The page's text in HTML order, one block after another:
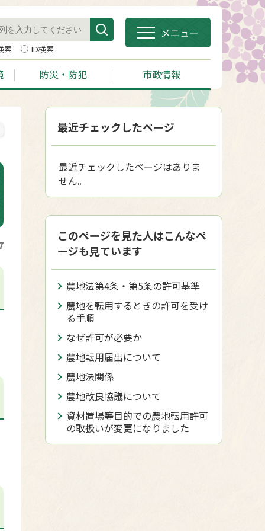
索 ID検索
メニュー
防災・防犯 市政情報
最近チェックしたページ
最近チェックしたページはありま
せん。
このページを見た人はこんなペ
ージも見ています
農地法第4条・第5条の許可基準
農地を転用するときの許可を受け
る手順
なぜ許可が必要か
農地転用届出について
農地法関係
農地改良協議について
資材置場等目的での農地転用許可
の取扱いが変更になりました